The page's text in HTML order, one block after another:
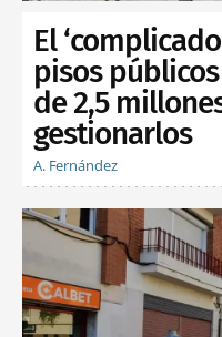
El
pisos
de 2,5
gestionarlos
A. Fernández